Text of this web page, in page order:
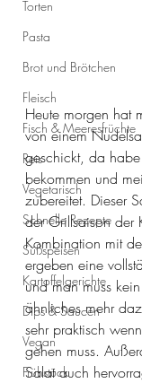
Torten
Pasta
Brot und Brötchen
Fleisch
Fisch & Meeresfrüchte
Reis
Vegetarisch
Schnelle Rezepte
Süßspeisen
Kartoffelgerichte
Dips & Saucen
Vegan
Frühstück
Heute morgen hat
von einem
geschickt, da
bekommen und
zubereitet. Dieser
der Grillsaison der
Kombination mit
ergeben eine
und man muss
ähnliches mehr
sehr praktisch
gehen muss.
Salat auch